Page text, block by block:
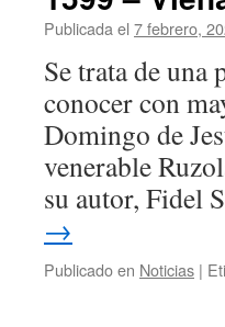
Publicada el 7 febrero,
Se trata de
conocer con
Domingo de
venerable
su autor, Fidel
→
Publicado en Noticias |